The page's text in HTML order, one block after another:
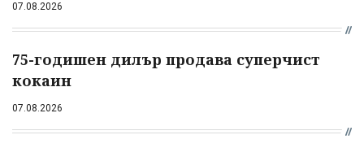
07.08.2026
75-годишен дилър продава суперчист
кокаин
07.08.2026